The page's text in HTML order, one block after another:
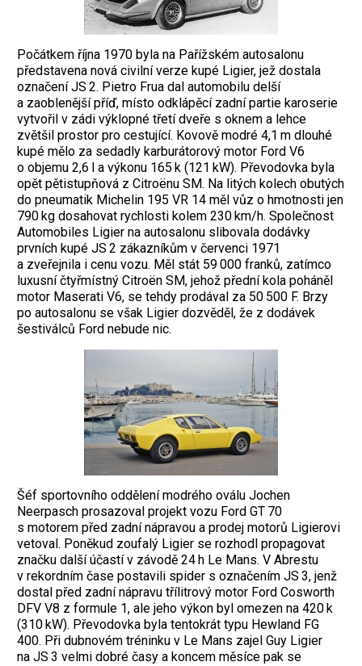
Počátkem října 1970 byla na Pařížském ­autosalonu
představena nová civilní verze kupé Ligier, jež dostala
označení JS 2. Pietro Frua dal automobilu delší
a zaoblenější příď, místo odklápěcí zadní partie karoserie
vytvořil v zádi výklopné třetí dveře s oknem a lehce
zvětšil prostor pro cestující. Kovově modré 4,1 m dlouhé
kupé mělo za sedadly karburátorový motor Ford V6
o objemu 2,6 l a výkonu 165 k (121 kW). Převodovka byla
opět pětistupňová z Citroënu SM. Na litých kolech obutých
do pneumatik Michelin 195 VR 14 měl vůz o hmotnosti jen
790 kg dosahovat rychlosti kolem 230 km/h. Společnost
Automobiles Ligier na autosalonu slibovala dodávky
prvních kupé JS 2 zákazníkům v červenci 1971
a zveřejnila i cenu vozu. Měl stát 59 000 franků, zatímco
luxusní čtyřmístný Citroën SM, jehož přední kola poháněl
motor Maserati V6, se tehdy prodával za 50 500 F. Brzy
po autosalonu se však Ligier dozvěděl, že z dodávek
šestiválců Ford nebude nic.
Šéf sportovního oddělení modrého oválu Jochen
Neerpasch prosazoval projekt vozu Ford GT 70
s motorem před zadní nápravou a prodej motorů Ligierovi
vetoval. Poněkud zoufalý Ligier se rozhodl propagovat
značku další účastí v závodě 24 h Le Mans. V Abrestu
v rekordním čase postavili spider s označením JS 3, jenž
dostal před zadní nápravu třílitrový motor Ford Cosworth
DFV V8 z formule 1, ale jeho výkon byl omezen na 420 k
(310 kW). Převodovka byla tentokrát typu Hewland FG
400. Při dubnovém tréninku v Le Mans zajel Guy Ligier
na JS 3 velmi dobré časy a koncem měsíce pak se